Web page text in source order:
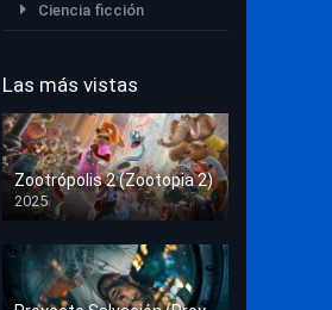
Ciencia ficción
Deporte
Documental
Drama
Estrénos en Cine
Las más vistas
Zootrópolis 2 (Zootopia 2)
2025
HD 1080p